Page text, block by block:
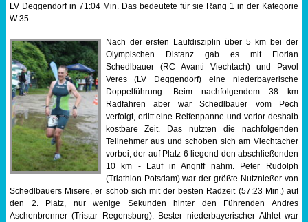
LV Deggendorf in 71:04 Min. Das bedeutete für sie Rang 1 in der Kategorie
W 35.
Nach der ersten Laufdisziplin über 5 km bei der
Olympischen Distanz gab es mit Florian
Schedlbauer (RC Avanti Viechtach) und Pavol
Veres (LV Deggendorf) eine niederbayerische
Doppelführung. Beim nachfolgendem 38 km
Radfahren aber war Schedlbauer vom Pech
verfolgt, erlitt eine Reifenpanne und verlor deshalb
kostbare Zeit. Das nutzten die nachfolgenden
Teilnehmer aus und schoben sich am Viechtacher
vorbei, der auf Platz 6 liegend den abschließenden
10 km - Lauf in Angriff nahm. Peter Rudolph
(Triathlon Potsdam) war der größte Nutznießer von
Schedlbauers Misere, er schob sich mit der besten Radzeit (57:23 Min.) auf
den 2. Platz, nur wenige Sekunden hinter den Führenden Andres
Aschenbrenner (Tristar Regensburg). Bester niederbayerischer Athlet war